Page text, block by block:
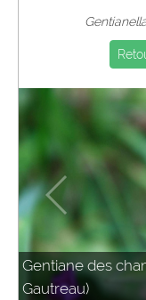
Gentiane des
Gautreau)